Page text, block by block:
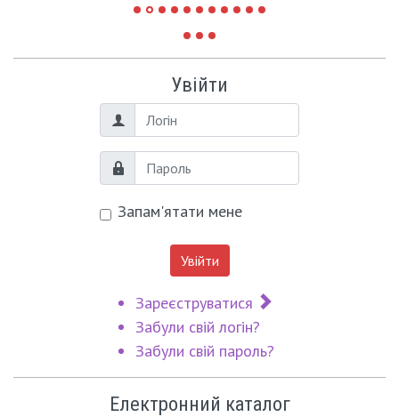
Увійти
Логін
Пароль
Запам'ятати мене
Увійти
Зареєструватися
Забули свій логін?
Забули свій пароль?
Електронний каталог